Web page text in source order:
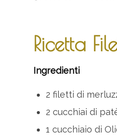
Ricetta
Ingredienti
2 filetti di
2 cucchiai di
1 cucchiaio di